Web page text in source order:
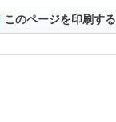
このページを印刷する